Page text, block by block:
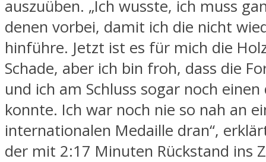
auszuüben. „Ich wusste, ich muss
denen vorbei, damit ich die nicht
hinführe. Jetzt ist es für mich die
Schade, aber ich bin froh, dass die
und ich am Schluss sogar noch
konnte. Ich war noch nie so nah an
internationalen Medaille dran“,
der mit 2:17 Minuten Rückstand ins